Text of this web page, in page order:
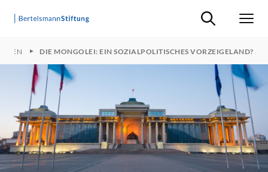
Suche ein-/
DIE MONGOLEI: EIN SOZIALPOLITISCHES VORZEIGELAND?